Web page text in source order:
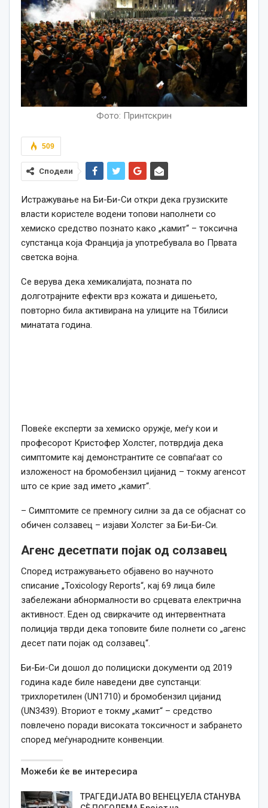
Фото: Принтскрин
509
Сподели
Истражување на Би-Би-Си откри дека грузиските
власти користеле водени топови наполнети со
хемиско средство познато како „камит“ – токсична
супстанца која Франција ја употребувала во Првата
светска војна.
Се верува дека хемикалијата, позната по
долготрајните ефекти врз кожата и дишењето,
повторно била активирана на улиците на Тбилиси
минатата година.
Повеќе експерти за хемиско оружје, меѓу кои и
професорот Кристофер Холстег, потврдија дека
симптомите кај демонстрантите се совпаѓаат со
изложеност на бромобензил цијанид – токму агенсот
што се крие зад името „камит“.
– Симптомите се премногу силни за да се објаснат со
обичен солзавец – изјави Холстег за Би-Би-Си.
Агенс десетпати појак од солзавец
Според истражувањето објавено во научното
списание „Toxicology Reports“, кај 69 лица биле
забележани абнормалности во срцевата електрична
активност. Еден од свиркачите од интервентната
полиција тврди дека топовите биле полнети со „агенс
десет пати појак од солзавец“.
Би-Би-Си дошол до полициски документи од 2019
година каде биле наведени две супстанци:
трихлоретилен (UN1710) и бромобензил цијанид
(UN3439). Вториот е токму „камит“ – средство
повлечено поради високата токсичност и забрането
според меѓународните конвенции.
Можеби ќе ве интересира
ТРАГЕДИЈАТА ВО ВЕНЕЦУЕЛА СТАНУВА